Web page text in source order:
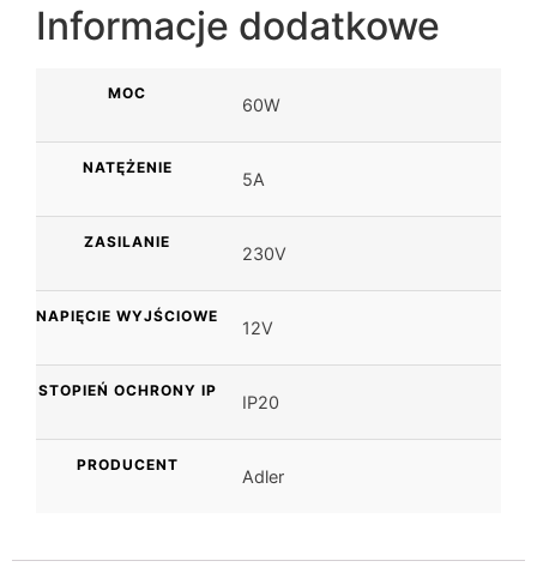
Informacje dodatkowe
MOC
60W
NATĘŻENIE
5A
ZASILANIE
230V
NAPIĘCIE WYJŚCIOWE
12V
STOPIEŃ OCHRONY IP
IP20
PRODUCENT
Adler